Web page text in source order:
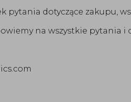
pytania dotyczące zakupu,
na wszystkie pytania i